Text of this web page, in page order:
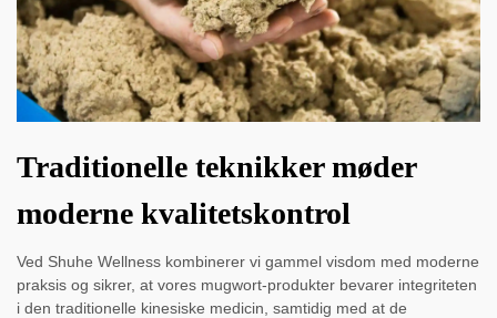
Traditionelle teknikker møder
moderne kvalitetskontrol
Ved Shuhe Wellness kombinerer vi gammel visdom med moderne
praksis og sikrer, at vores mugwort-produkter bevarer integriteten
i den traditionelle kinesiske medicin, samtidig med at de